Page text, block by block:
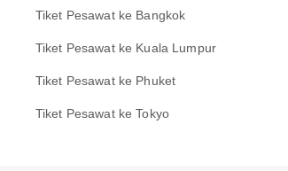
Tiket Pesawat ke Bangkok
Tiket Pesawat ke Kuala Lumpur
Tiket Pesawat ke Phuket
Tiket Pesawat ke Tokyo